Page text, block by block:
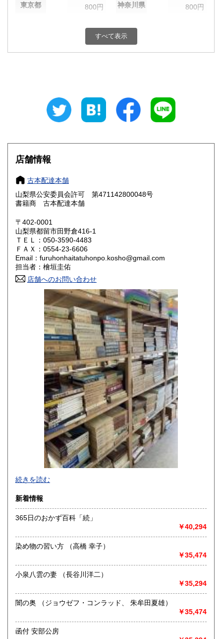
東京都 800円 神奈川県 800円
800円 富山県
800円 三重県
大阪府
奈良県
鳥取県 800円 島根県
岡山県
山口県 800円
香川県 800円 愛媛県
高知県 800円
800円 長崎県
800円 大分県
800円 鹿児島県
1,500円
すべて表示
店舗情報
古本配達本舗
山梨県公安委員会許可 第471142800048号
書籍商 古本配達本舗
〒402-0001
山梨県都留市田野倉416-1
ＴＥＬ：050-3590-4483
ＦＡＸ：0554-23-6606
Email：furuhonhaitatuhonpo.kosho@gmail.com
担当者：檜垣圭佑
店舗へのお問い合わせ
-
沿線名：-
最寄駅：-
営業時間：-
定休日：-
書籍の買取について
取り扱い分野
総記、哲学宗教、歴史、社会科学、自然科学、美術工芸、国
語国文、外国文学、古典籍、近代文献、趣味、外国書、サブ
カルチャー、古書一般（その他）
続きを読む
新着情報
365日のおかず百科「続」
￥40,294
染め物の習い方 （高橋 幸子）
￥35,474
小泉八雲の妻 （長谷川洋二）
￥35,294
闇の奥 （ジョウゼフ・コンラッド、 朱牟田夏雄）
￥35,474
函付 安部公房